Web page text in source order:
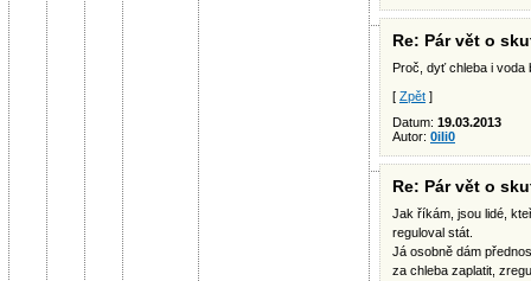
Re: Pár vět o
Proč, dyť chleba i voda
[ Zpět ]
Datum: 19.03.2013
Autor: 0iIi0
Re: Pár vět o
Jak říkám, jsou lidé,
reguloval stát.
Já osobně dám
za chleba zaplatit,